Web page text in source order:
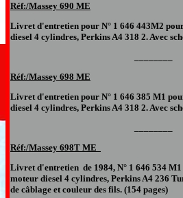
Réf:/Massey 690 ME
Livret d'entretien pour N° 1 646 443M2
diesel 4 cylindres, Perkins A4 318 2. Avec
Réf:/Massey 698 ME
Livret d'entretien pour N° 1 646 385 M1
diesel 4 cylindres, Perkins A4 318 2. Avec
Réf:/Massey 698T ME
Livret d'entretien de 1984, N° 1 646 534
moteur diesel 4 cylindres, Perkins A4 236
de câblage et couleur des fils. (154 pages)